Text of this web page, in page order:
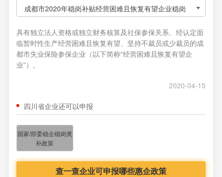
成都市2020年稳岗补贴经营困难且恢复有望企业稳岗
具有独立法人资格或独立财务核算及社保参保关系、经认定面
临暂时性生产经营困难且恢复有望、坚持不裁员或少裁员的成
都市失业保险参保企业（以下简称“经营困难且恢复有望企
业”）。
2020-04-15
四川省企业还可以申报
国家/部委稳企稳岗奖
补政策
查一查企业可申报哪些惠企政策